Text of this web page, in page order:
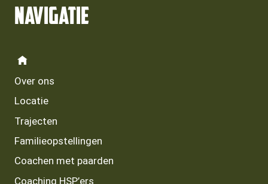
Navigatie
Over ons
Locatie
Trajecten
Familieopstellingen
Coachen met paarden
Coaching HSP’ers